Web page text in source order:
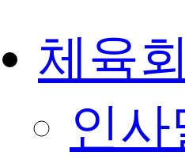
체육
인사